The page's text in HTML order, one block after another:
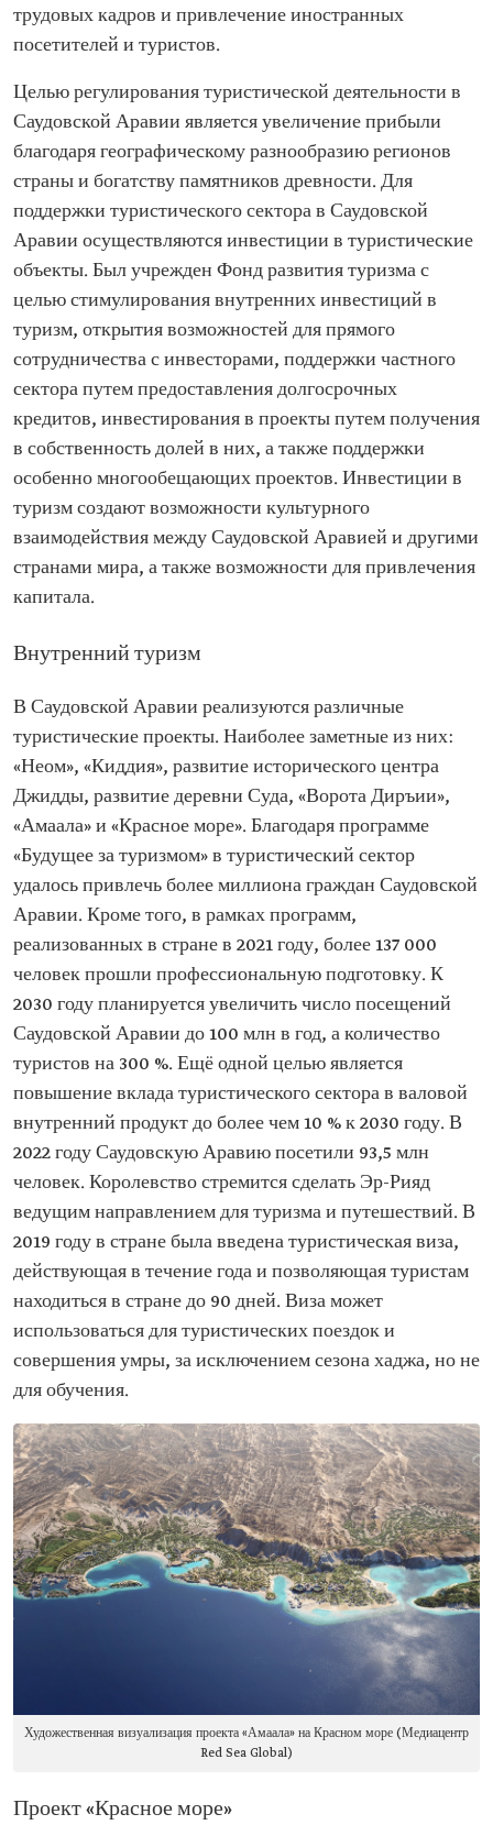
трудовых кадров и привлечение иностранных
посетителей и туристов.
Целью регулирования туристической деятельности в
Саудовской Аравии является увеличение прибыли
благодаря географическому разнообразию регионов
страны и богатству памятников древности. Для
поддержки туристического сектора в Саудовской
Аравии осуществляются инвестиции в туристические
объекты. Был учрежден Фонд развития туризма с
целью стимулирования внутренних инвестиций в
туризм, открытия возможностей для прямого
сотрудничества с инвесторами, поддержки частного
сектора путем предоставления долгосрочных
кредитов, инвестирования в проекты путем получения
в собственность долей в них, а также поддержки
особенно многообещающих проектов. Инвестиции в
туризм создают возможности культурного
взаимодействия между Саудовской Аравией и другими
странами мира, а также возможности для привлечения
капитала.
Внутренний туризм
В Саудовской Аравии реализуются различные
туристические проекты. Наиболее заметные из них:
«Неом», «Киддия», развитие исторического центра
Джидды, развитие деревни Суда, «Ворота Диръии»,
«Амаала» и «Красное море». Благодаря программе
«Будущее за туризмом» в туристический сектор
удалось привлечь более миллиона граждан Саудовской
Аравии. Кроме того, в рамках программ,
реализованных в стране в 2021 году, более 137 000
человек прошли профессиональную подготовку. К
2030 году планируется увеличить число посещений
Саудовской Аравии до 100 млн в год, а количество
туристов на 300 %. Ещё одной целью является
повышение вклада туристического сектора в валовой
внутренний продукт до более чем 10 % к 2030 году. В
2022 году Саудовскую Аравию посетили 93,5 млн
человек. Королевство стремится сделать Эр-Рияд
ведущим направлением для туризма и путешествий. В
2019 году в стране была введена туристическая виза,
действующая в течение года и позволяющая туристам
находиться в стране до 90 дней. Виза может
использоваться для туристических поездок и
совершения умры, за исключением сезона хаджа, но не
для обучения.
Художественная визуализация проекта «Амаала» на Красном море (Медиацентр
Red Sea Global)
Проект «Красное море»